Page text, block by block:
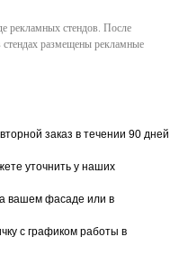
рекламных стендов. После
стендах размещены рекламные
заказ в течении 90 дней
уточнить у наших
вашем фасаде или в
с графиком работы в